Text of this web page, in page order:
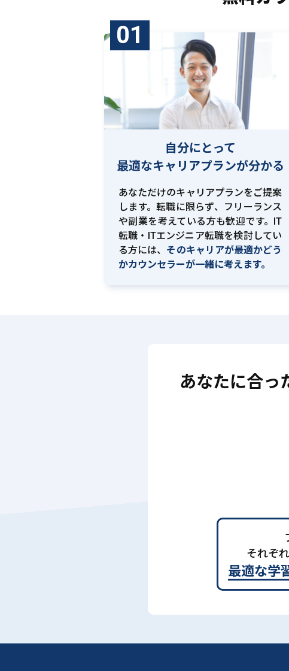
01
自分にとって
最適なキャリアプランが分かる
あなただけのキャリアプランをご提案
します。転職に限らず、フリーランス
や副業を考えている方も歓迎です。IT
転職・ITエンジニア転職を検討してい
る方には、 そのキャリアが最適かどう
かカウンセラーが一緒に考えます。
あなたに合っ
それぞ
最適な学